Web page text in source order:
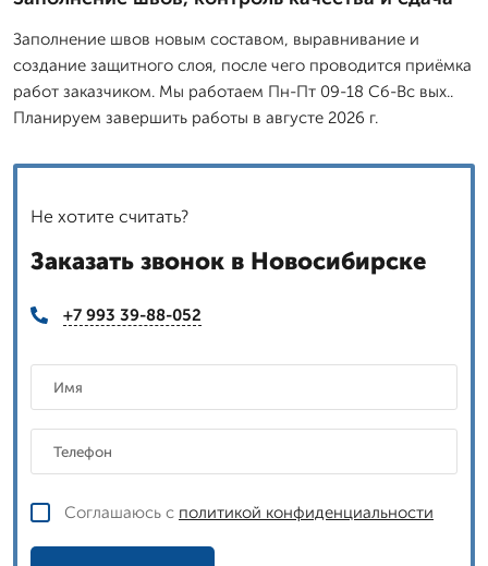
Заполнение швов новым составом, выравнивание и
создание защитного слоя, после чего проводится приёмка
работ заказчиком. Мы работаем Пн-Пт 09-18 Сб-Вс вых..
Планируем завершить работы в августе 2026 г.
Не хотите считать?
Заказать звонок в Новосибирске
+7 993 39-88-052
Соглашаюсь с политикой конфиденциальности